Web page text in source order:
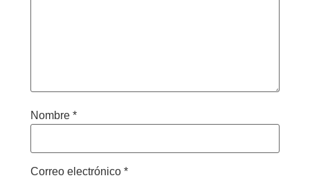
Nombre *
Correo electrónico *